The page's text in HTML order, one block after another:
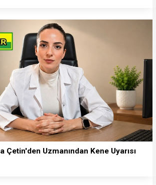
Çetin'den Uzmanından Kene Uyarısı